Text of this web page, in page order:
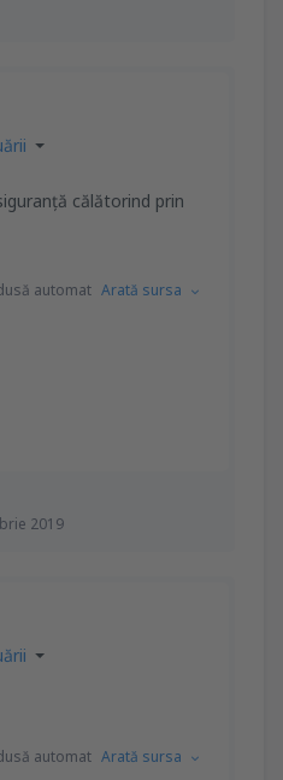
2019
călătorind prin
automat Arată sursa
automat Arată sursa